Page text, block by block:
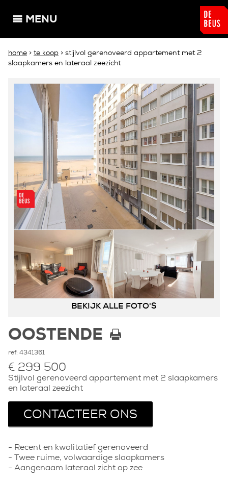
MENU
U bent hier
home > te koop > stijlvol gerenoveerd appartement met 2
slaapkamers en lateraal zeezicht
BEKIJK ALLE FOTO'S
OOSTENDE
ref: 4341361
€ 299 500
Stijlvol gerenoveerd appartement met 2 slaapkamers
en lateraal zeezicht
CONTACTEER ONS
- Recent en kwalitatief gerenoveerd
- Twee ruime, volwaardige slaapkamers
- Aangenaam lateraal zicht op zee